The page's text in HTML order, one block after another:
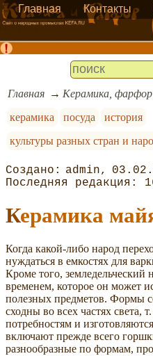
Главная Контакты
Главная Керамика, фарфор
керамика
посуда
история
культуры разных стран и
admin
Керамика
Когда какой-либо народ
нуждаться в емкостях для
Кроме того, земледельческий
временем, которое он может
полезных предметов. Формы
сходны во всех частях света,
потребностям и
включают прежде всего
разнообразные по формам,